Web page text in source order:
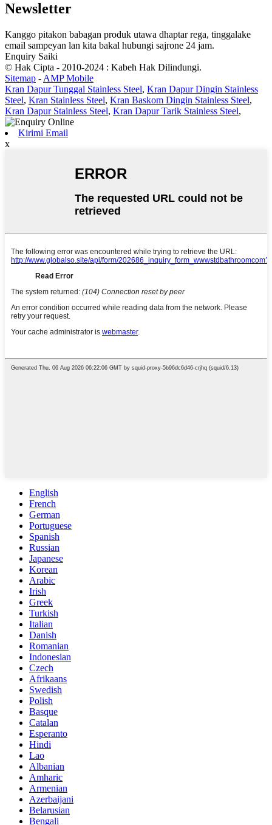
Newsletter
Kanggo pitakon babagan produk utawa dhaptar rega, tinggalake
email sampeyan lan kita bakal hubungi sajrone 24 jam.
Enquiry Saiki
© Hak Cipta - 2010-2024 : Kabeh Hak Dilindungi.
Sitemap - AMP Mobile
Kran Dapur Tunggal Stainless Steel, Kran Dapur Dingin Stainless
Steel, Kran Stainless Steel, Kran Baskom Dingin Stainless Steel,
Kran Dapur Stainless Steel, Kran Dapur Tarik Stainless Steel,
Kirimi Email
x
English
French
German
Portuguese
Spanish
Russian
Japanese
Korean
Arabic
Irish
Greek
Turkish
Italian
Danish
Romanian
Indonesian
Czech
Afrikaans
Swedish
Polish
Basque
Catalan
Esperanto
Hindi
Lao
Albanian
Amharic
Armenian
Azerbaijani
Belarusian
Bengali